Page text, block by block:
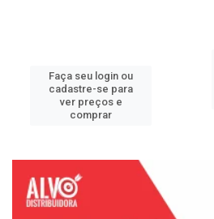
Faça seu login ou
cadastre-se para
ver preços e
comprar